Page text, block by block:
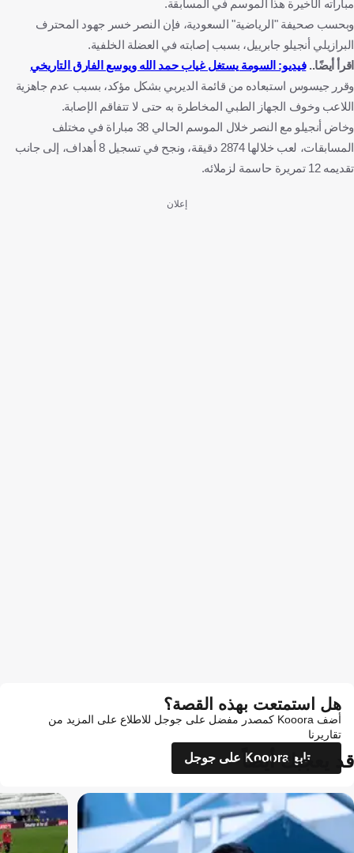
مباراته الأخيرة هذا الموسم في المسابقة.
وبحسب صحيفة "الرياضية" السعودية، فإن النصر خسر جهود المحترف
البرازيلي أنجيلو جابرييل، بسبب إصابته في العضلة الخلفية.
اقرأ أيضًا..فيديو: السومة يستغل غياب حمد الله ويوسع الفارق التاريخي
وقرر جيسوس استبعاده من قائمة الديربي بشكل مؤكد، بسبب عدم جاهزية
اللاعب وخوف الجهاز الطبي المخاطرة به حتى لا تتفاقم الإصابة.
وخاض أنجيلو مع النصر خلال الموسم الحالي 38 مباراة في مختلف
المسابقات، لعب خلالها 2874 دقيقة، ونجح في تسجيل 8 أهداف، إلى جانب
تقديمه 12 تمريرة حاسمة لزملائه.
إعلان
هل استمتعت بهذه القصة؟
أضف Kooora كمصدر مفضل على جوجل للاطلاع على المزيد من
تقاريرنا
تابع Kooora على جوجل
قد يعجبك أيضاً